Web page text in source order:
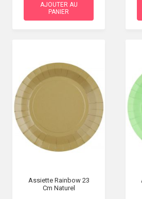
AJOUTER AU
PANIER
Assiette Rainbow 23
Cm Naturel